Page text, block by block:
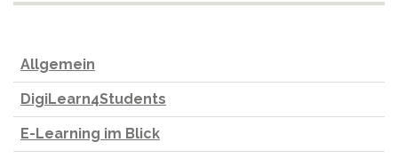
Allgemein
DigiLearn4Students
E-Learning im Blick